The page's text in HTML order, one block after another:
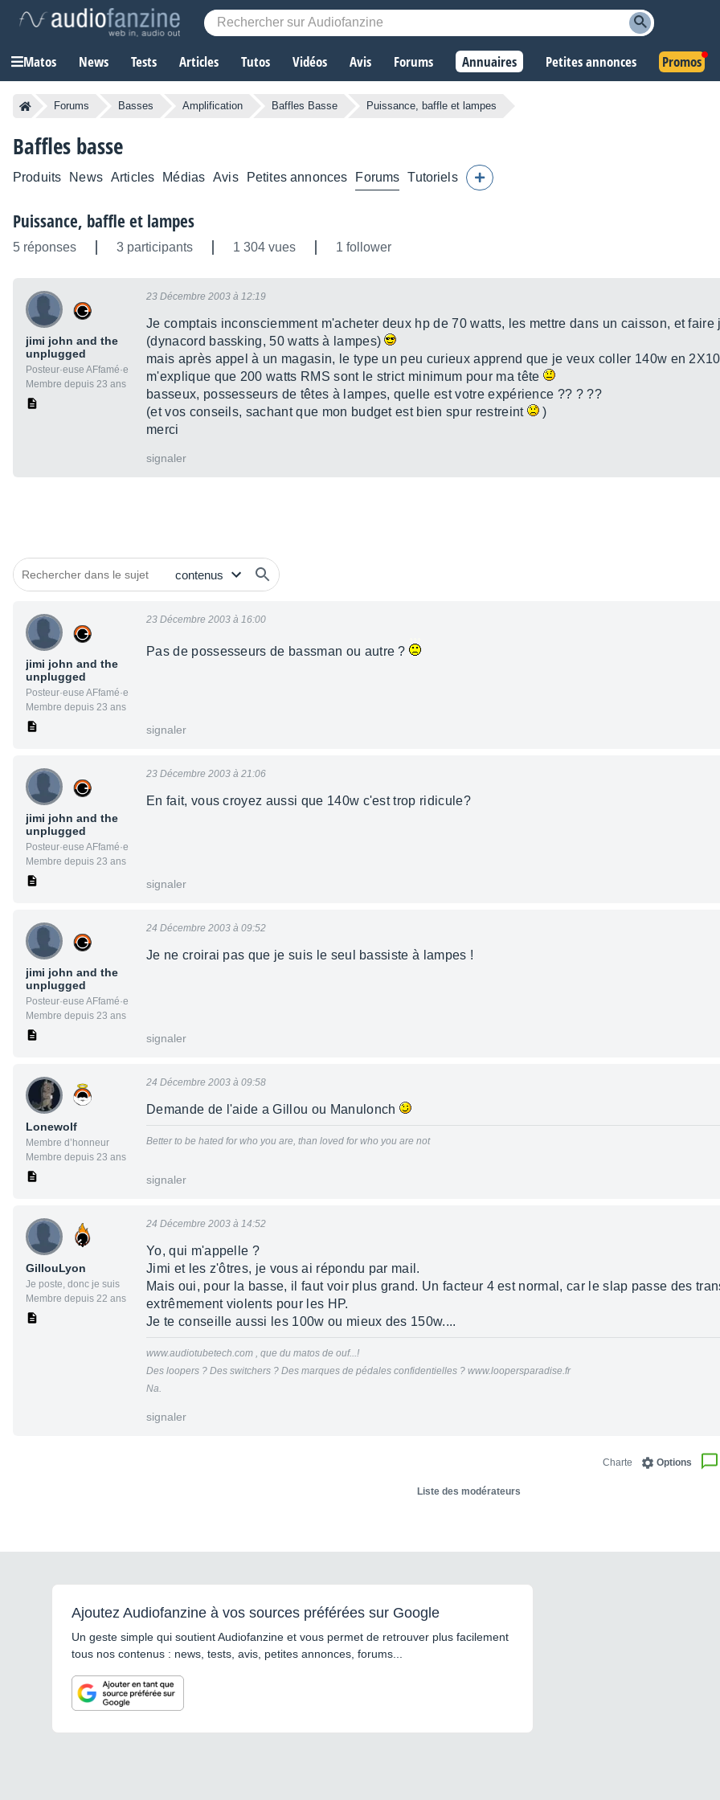
Matos News Tests Articles Tutos Vidéos Avis Forums Annuaires Petites annonces Promos
Forums Basses Amplification Baffles Basse Puissance, baffle et lampes
Baffles basse
Produits News Articles Médias Avis Petites annonces Forums Tutoriels
Puissance, baffle et lampes
5 réponses 3 participants 1 304 vues 1 follower
jimi john and the
unplugged
Posteur·euse AFfamé·e
Membre depuis 23 ans
23 Décembre 2003 à 12:19
Je comptais inconsciemment m'acheter deux hp de 70 watts, les mettre dans un caisson, et
(dynacord bassking, 50 watts à lampes)
mais après appel à un magasin, le type un peu curieux apprend que je veux coller 140w en
m'explique que 200 watts RMS sont le strict minimum pour ma tête
basseux, possesseurs de têtes à lampes, quelle est votre expérience ?? ? ??
(et vos conseils, sachant que mon budget est bien spur restreint
)
merci
signaler
jimi john and the
unplugged
Posteur·euse AFfamé·e
Membre depuis 23 ans
23 Décembre 2003 à 16:00
Pas de possesseurs de bassman ou autre ?
signaler
jimi john and the
unplugged
Posteur·euse AFfamé·e
Membre depuis 23 ans
23 Décembre 2003 à 21:06
En fait, vous croyez aussi que 140w c'est trop ridicule?
signaler
jimi john and the
unplugged
Posteur·euse AFfamé·e
Membre depuis 23 ans
24 Décembre 2003 à 09:52
Je ne croirai pas que je suis le seul bassiste à lampes !
signaler
Lonewolf
Membre d’honneur
Membre depuis 23 ans
24 Décembre 2003 à 09:58
Demande de l'aide a Gillou ou Manulonch
Better to be hated for who you are, than loved for who you are not
signaler
GillouLyon
Je poste, donc je suis
Membre depuis 22 ans
24 Décembre 2003 à 14:52
Yo, qui m'appelle ?
Jimi et les z'ôtres, je vous ai répondu par mail.
Mais oui, pour la basse, il faut voir plus grand. Un facteur 4 est normal, car le slap passe des
extrêmement violents pour les HP.
Je te conseille aussi les 100w ou mieux des 150w....
www.audiotubetech.com , que du matos de ouf...!
Des loopers ? Des switchers ? Des marques de pédales confidentielles ? www.loopersparadise.fr
Na.
signaler
Options
Charte
Liste des modérateurs
Ajoutez Audiofanzine à vos sources préférées sur Google
Un geste simple qui soutient Audiofanzine et vous permet de retrouver plus facilement
tous nos contenus : news, tests, avis, petites annonces, forums...